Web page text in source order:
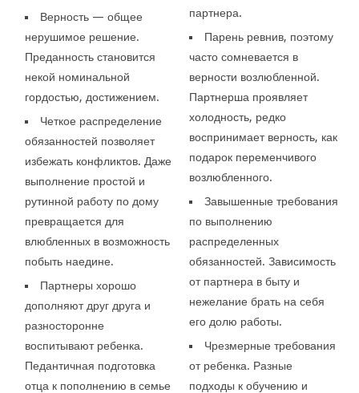
Верность — общее
нерушимое решение.
Преданность становится
некой номинальной
гордостью, достижением.
Четкое распределение
обязанностей позволяет
избежать конфликтов. Даже
выполнение простой и
рутинной работу по дому
превращается для
влюбленных в возможность
побыть наедине.
Партнеры хорошо
дополняют друг друга и
разносторонне
воспитывают ребенка.
Педантичная подготовка
отца к пополнению в семье
партнера.
Парень ревнив, поэтому
часто сомневается в
верности возлюбленной.
Партнерша проявляет
холодность, редко
воспринимает верность, как
подарок переменчивого
возлюбленного.
Завышенные требования
по выполнению
распределенных
обязанностей. Зависимость
от партнера в быту и
нежелание брать на себя
его долю работы.
Чрезмерные требования
от ребенка. Разные
подходы к обучению и